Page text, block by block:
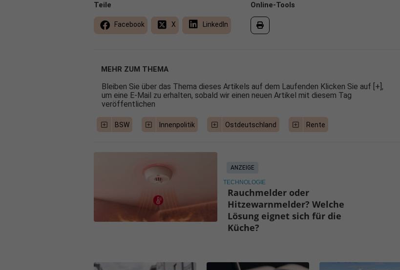
Online-Tools
Teile
Facebook X LinkedIn
MEHR ZUM THEMA
Bleiben Sie über das Thema dieses Artikels auf dem Laufenden Klicken Sie auf [+],
um eine E-Mail zu erhalten, sobald wir einen neuen Artikel mit diesem Tag
veröffentlichen
BSW Innenpolitik Ostdeutschland Rente
ANZEIGE
TECHNOLOGIE
Rauchmelder oder
Hitzewarnmelder? Welche
Lösung eignet sich für die
Küche?